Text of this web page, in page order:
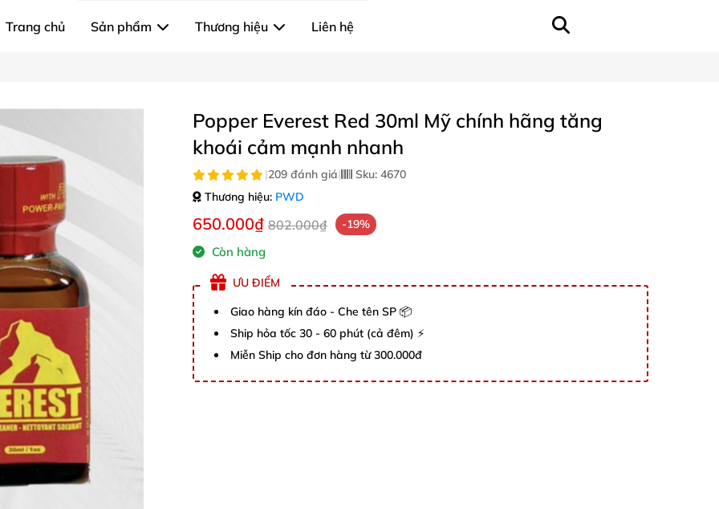
Trang chủ Sản phẩm Thương hiệu Liên hệ
Popper Everest Red 30ml Mỹ chính hãng tăng
khoái cảm mạnh nhanh
|209 đánh giá| Sku: 4670
Thương hiệu: PWD
650.000₫ 802.000₫ -19%
Còn hàng
ƯU ĐIỂM
Giao hàng kín đáo - Che tên SP 📦
Ship hỏa tốc 30 - 60 phút (cả đêm) ⚡
Miễn Ship cho đơn hàng từ 300.000đ